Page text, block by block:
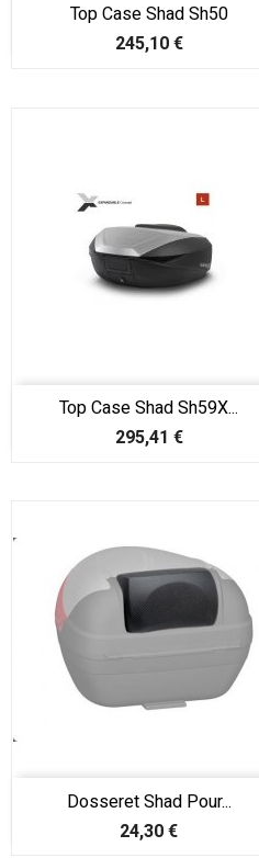
Top Case Shad Sh50
Prix
245,10 €
Top Case Shad Sh59X...
Prix
295,41 €
Dosseret Shad Pour...
Prix
24,30 €